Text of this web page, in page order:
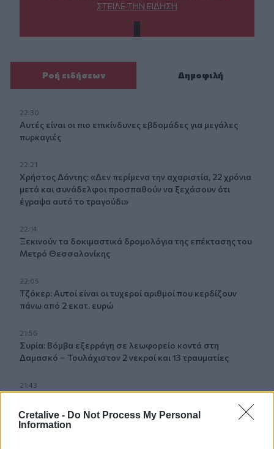
Cretalive - Do Not Process My Personal
Information
ΣΤΕΊΛΕ ΤΗΝ ΕΊΔΗΣΗ
Ροή ειδήσεων Δημοφιλή
22:30
Αυτές είναι οι πιο επικίνδυνες εβδομάδες για μεγάλες
πυρκαγιές
22:21
Χρήστος Δάντης: «Δεν περίμενα την αχαριστία, 22 χρόνια
μετά και συνάδελφοι προσπαθούν να ξεχάσουν ότι
έγραψα αυτό το τραγούδι»
22:14
Ξεκινούν τα δοκιμαστικά δρομολόγια της επέκτασης του
Μετρό Θεσσαλονίκης
22:05
Τζόκερ: Αυτοί είναι οι τυχεροί αριθμοί που κερδίζουν
πάνω από 2 εκατ. ευρώ
21:56
Συρία: Βόμβα εξερράγη σε λεωφορείο κοντά στη
Δαμασκό – Τουλάχιστον 2 νεκροί και 13 τραυματίες
21:43
παίκτη εκτοξεύτηκε στις κερκίδες και τραυμάτισε θεατή
- Δείτε βίντεο